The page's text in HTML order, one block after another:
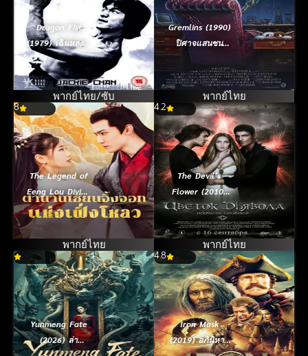
Dragon Fist
(1979) เฉินหลง สู้
ตาย
พากย์ไทย/ซับ
Gremlins (1990)
ปิศาจแสนซน
ภาค 2
พากย์ไทย
8
The Legend of
Feng Lou Divine
Fox (2025)
ตำนานเซียน
จิ้งจอกแห่งเฟิ่งโหล
ว
พากย์ไทย
4.2
The Devil’s
Flower (2010)
ปาฏิหาริย์มัจจุราช
ล่ารัก
พากย์ไทย
Yunmeng Fate
(2026) ล่า
4.8
Iron Mask
(2019) อภินิหาร